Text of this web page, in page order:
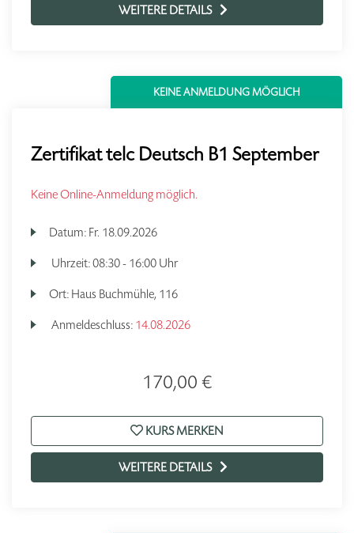
WEITERE DETAILS
KEINE ANMELDUNG MÖGLICH
Zertifikat telc Deutsch B1 September
Keine Online-Anmeldung möglich.
Datum: Fr. 18.09.2026
Uhrzeit:08:30 - 16:00 Uhr
Ort: Haus Buchmühle, 116
Anmeldeschluss: 14.08.2026
170,00 €
KURS MERKEN
WEITERE DETAILS